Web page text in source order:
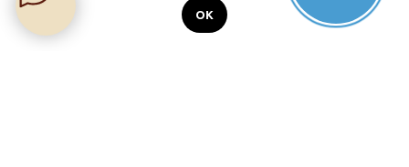
OK